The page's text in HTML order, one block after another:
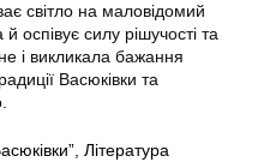
світло на маловідомий
й оспівує силу рішучості та
і викликала бажання
Васюківки та
, Література